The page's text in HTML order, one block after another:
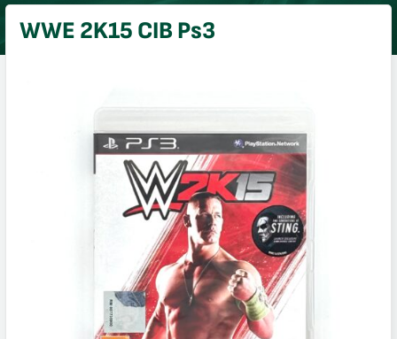
WWE 2K15 CIB Ps3
sulje